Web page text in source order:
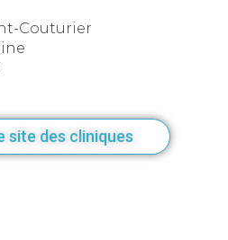
Couturier
site des cliniques